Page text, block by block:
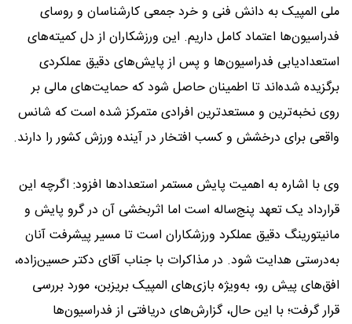
ملی المپیک به دانش فنی و خرد جمعی کارشناسان و روسای
فدراسیون‌ها اعتماد کامل داریم. این ورزشکاران از دل کمیته‌های
استعدادیابی فدراسیون‌ها و پس از پایش‌های دقیق عملکردی
برگزیده شده‌اند تا اطمینان حاصل شود که حمایت‌های مالی بر
روی نخبه‌ترین و مستعدترین افرادی متمرکز شده است که شانس
واقعی برای درخشش و کسب افتخار در آینده ورزش کشور را دارند.
وی با اشاره به اهمیت پایش مستمر استعدادها افزود: اگرچه این
قرارداد یک تعهد پنج‌ساله است اما اثربخشی آن در گرو پایش و
مانیتورینگ دقیق عملکرد ورزشکاران است تا مسیر پیشرفت آنان
به‌درستی هدایت شود. در مذاکرات با جناب آقای دکتر حسین‌زاده،
افق‌های پیش رو، به‌ویژه بازی‌های المپیک بریزبن، مورد بررسی
قرار گرفت؛ با این حال، گزارش‌های دریافتی از فدراسیون‌ها